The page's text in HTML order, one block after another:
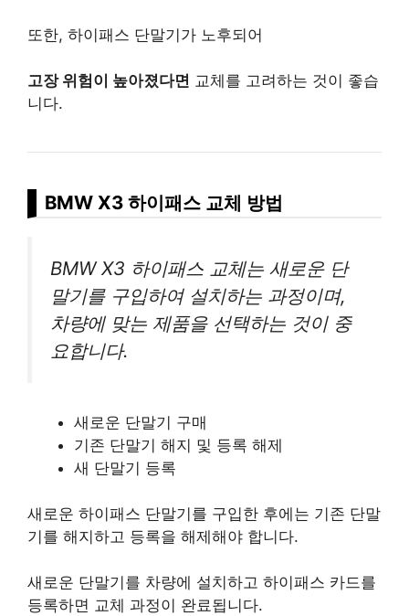
또한, 하이패스 단말기가 노후되어
고장 위험이 높아졌다면 교체를 고려하는 것이 좋습
니다.
BMW X3 하이패스 교체 방법
BMW X3 하이패스 교체는 새로운 단
말기를 구입하여 설치하는 과정이며,
차량에 맞는 제품을 선택하는 것이 중
요합니다.
새로운 단말기 구매
기존 단말기 해지 및 등록 해제
새 단말기 등록
새로운 하이패스 단말기를 구입한 후에는 기존 단말
기를 해지하고 등록을 해제해야 합니다.
새로운 단말기를 차량에 설치하고 하이패스 카드를
등록하면 교체 과정이 완료됩니다.